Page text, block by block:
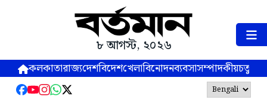
৮ আগস্ট, ২০২৬
কলকাতারাজ্যদেশবিদেশখেলাবিনোদনব্যবসাসম্পাদকীয়